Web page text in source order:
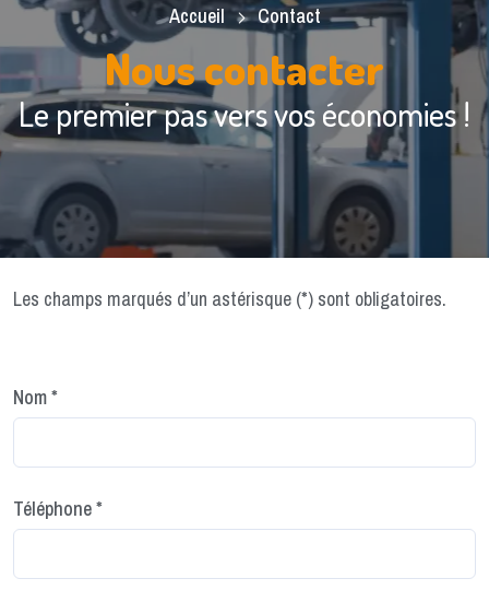
Accueil Contact
Nous contacter
Le premier pas vers vos économies !
Les champs marqués d’un astérisque (*) sont obligatoires.
Nom *
Téléphone *